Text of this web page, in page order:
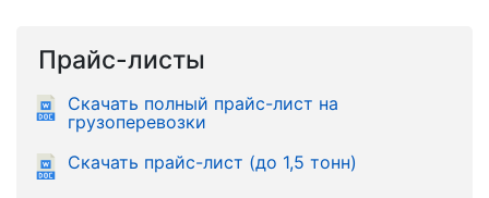
Прайс-листы
Скачать полный прайс-лист на
грузоперевозки
Скачать прайс-лист (до 1,5 тонн)